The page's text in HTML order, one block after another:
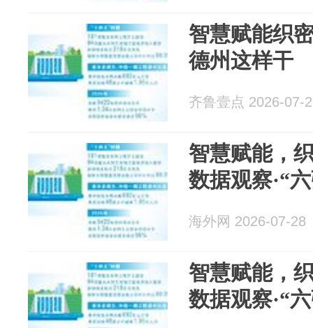
智慧赋能织
德州这样干
齐鲁壹点 2026-07-
智慧赋能，
数据观察·“
海外网 2026-07-28
智慧赋能，
数据观察·“